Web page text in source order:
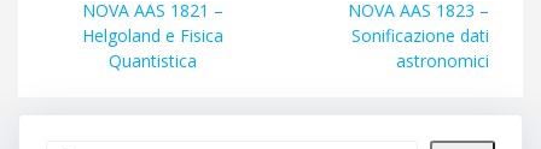
articoli
Articolo
precedente:
NOVA AAS 1821 –
Helgoland e Fisica
Quantistica
Articolo
successivo:
NOVA AAS 1823 –
Sonificazione dati
astronomici